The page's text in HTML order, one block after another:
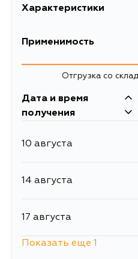
Характеристики
Расширенное описание
Применимость
Nissan
Кузов
KRPS13, RPS13, PNW10,
V10M, P11E, WP11E, P10E,
PM11, PNM11, HR10, HR11, PR10,
HB13, HNB13, N14, B13,
P10
Отгрузка со
Дата и время
получения
10 августа
14 августа
17 августа
Показать еще 1